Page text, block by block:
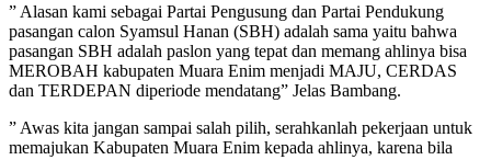
” Alasan kami sebagai Partai Pengusung dan Partai Pendukung
pasangan calon Syamsul Hanan (SBH) adalah sama yaitu bahwa
pasangan SBH adalah paslon yang tepat dan memang ahlinya bisa
MEROBAH kabupaten Muara Enim menjadi MAJU, CERDAS
dan TERDEPAN diperiode mendatang” Jelas Bambang.
” Awas kita jangan sampai salah pilih, serahkanlah pekerjaan untuk
memajukan Kabupaten Muara Enim kepada ahlinya, karena bila